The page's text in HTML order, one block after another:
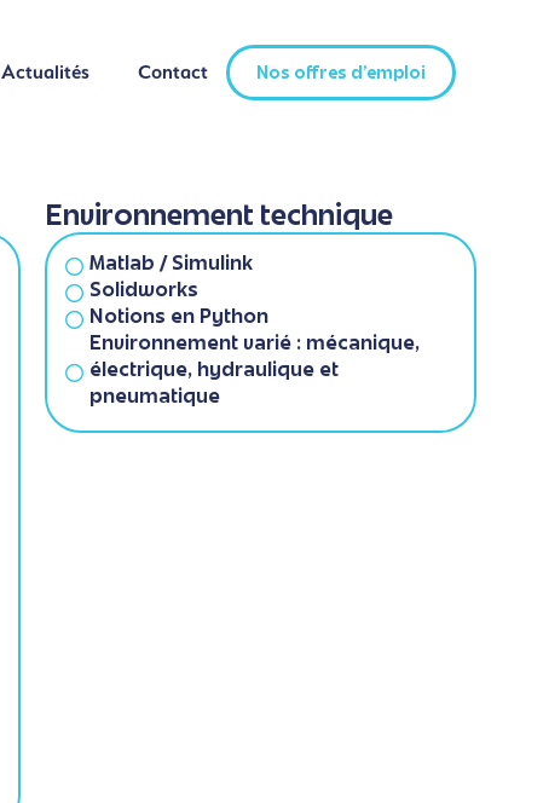
Actualités Contact Nos offres d'emploi
Actualités Contact Nos offres d'emploi
Environnement technique
Matlab / Simulink
Solidworks
Notions en Python
Environnement varié : mécanique,
électrique, hydraulique et
pneumatique